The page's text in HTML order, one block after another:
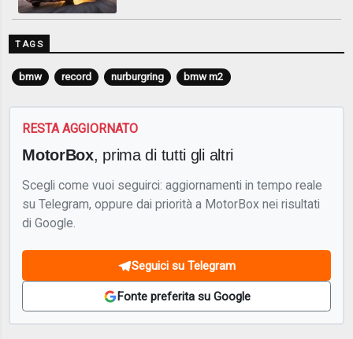
TAGS
bmw record nurburgring bmw m2
RESTA AGGIORNATO
MotorBox, prima di tutti gli altri
Scegli come vuoi seguirci: aggiornamenti in tempo reale
su Telegram, oppure dai priorità a MotorBox nei risultati
di Google.
Seguici su Telegram
Fonte preferita su Google